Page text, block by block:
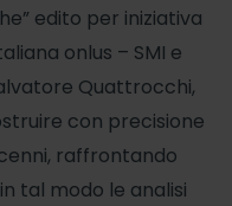
edito per iniziativa
onlus – SMI e
Quattrocchi,
con precisione
raffrontando
tal modo le analisi